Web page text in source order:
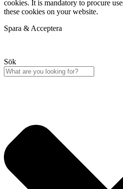
cookies. It is mandatory to procure
these cookies on your website.
Spara & Acceptera
Sök